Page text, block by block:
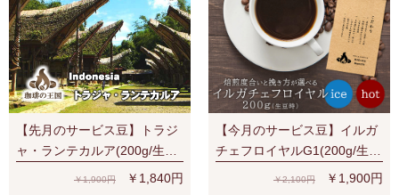
【先月のサービス豆】トラジ
ャ・ランテカルア(200g/生豆
時)有機栽培コーヒー豆 無農
￥1,900円 ￥1,840円
【今月のサービス豆】イルガ
チェフロイヤルG1(200g/生豆
時) 有機栽培豆 ナチュラル ス
￥2,100円 ￥1,900円